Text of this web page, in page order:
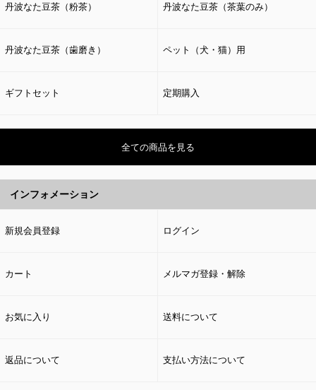
丹波なた豆茶（粉茶） 丹波なた豆茶（茶葉のみ）
丹波なた豆茶（歯磨き） ペット（犬・猫）用
ギフトセット 定期購入
全ての商品を見る
インフォメーション
新規会員登録 ログイン
カート メルマガ登録・解除
お気に入り 送料について
返品について 支払い方法について